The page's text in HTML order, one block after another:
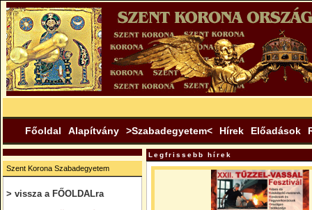
Főoldal Alapítvány >Szabadegyetem< Hírek Előadások
Szent Korona Szabadegyetem
> vissza a FŐOLDALra
Legfrissebb hírek